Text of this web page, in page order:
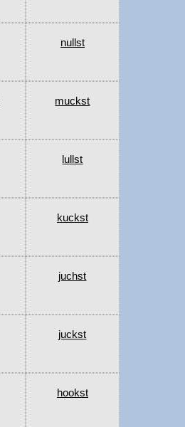
nullst
muckst
lullst
kuckst
juchst
juckst
hookst